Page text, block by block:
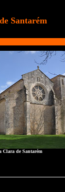
Santarém
Clara de Santarém